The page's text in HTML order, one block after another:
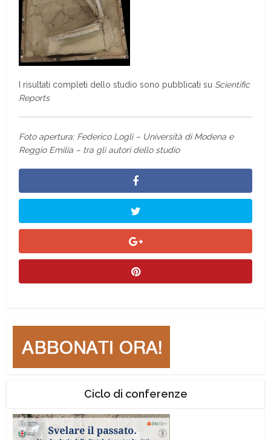
I risultati completi dello studio sono pubblicati su Scientific
Reports
Foto apertura: Federico Logli – Università di Modena e
Reggio Emilia – tra gli autori dello studio
Ciclo di conferenze